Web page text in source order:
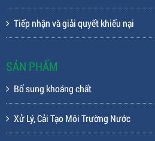
Tiếp nhận và giải quyết khiếu nại
SẢN PHẨM
Bổ sung khoáng chất
Xử Lý, Cải Tạo Môi Trường Nước